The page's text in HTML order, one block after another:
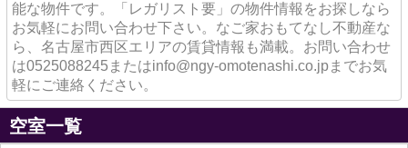
能な物件です。「レガリスト要」の物件情報をお探しなら
お気軽にお問い合わせ下さい。なご家おもてなし不動産な
ら、名古屋市西区エリアの賃貸情報も満載。お問い合わせ
は0525088245またはinfo@ngy-omotenashi.co.jpまでお気
軽にご連絡ください。
空室一覧